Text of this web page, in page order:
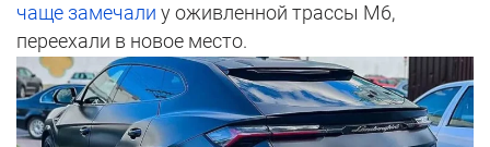
чаще замечали у оживленной трассы М6,
переехали в новое место.